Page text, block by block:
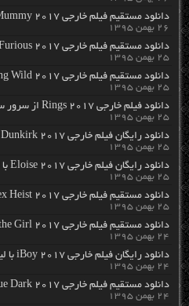
دانلود مستقیم فیلم خارجی The Mummy 2017 از سرور سایت
۲۶ بهمن ۱۳۹۵
دانلود مستقیم فیلم خارجی The Fate of the Furious 2017 از سرور سایت
۲۵ بهمن ۱۳۹۵
دانلود مستقیم فیلم خارجی Running Wild 2017 از سرور سایت
۲۵ بهمن ۱۳۹۵
دانلود فیلم خارجی Rings 2017 از سرور سایت
۲۵ بهمن ۱۳۹۵
دانلود رایگان فیلم خارجی Dunkirk 2017 با لینک مستقیم
۲۵ بهمن ۱۳۹۵
دانلود رایگان فیلم خارجی Eloise 2017 با لینک مستقیم
۲۵ بهمن ۱۳۹۵
دانلود مستقیم فیلم خارجی Essex Heist 2017 از سرور سایت
۲۵ بهمن ۱۳۹۵
دانلود مستقیم فیلم خارجی Get the Girl 2017 از سرور سایت
۲۴ بهمن ۱۳۹۵
دانلود رایگان فیلم خارجی iBoy 2017 با لینک مستقیم
۲۴ بهمن ۱۳۹۵
دانلود مستقیم فیلم خارجی Justice League Dark 2017 از سرور سایت
۲۴ بهمن ۱۳۹۵